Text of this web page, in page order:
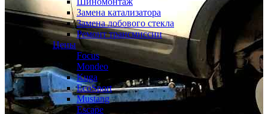
Замена катализатора
Замена лобового стекла
Ремонт трансмиссии
Цены
Focus
Mondeo
Kuga
EcoSport
Mustang
Escape